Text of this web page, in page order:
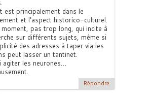
est principalement dans le
et l’aspect historico-culturel.
moment, pas trop long, qui incite à
sur différents sujets, même si
des adresses à taper via les
peut lasser un tantinet.
agiter les neurones…
Répondre